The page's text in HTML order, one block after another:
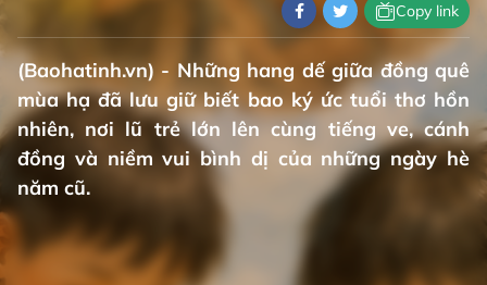
Copy link
(Baohatinh.vn) - Những hang dế giữa đồng quê
mùa hạ đã lưu giữ biết bao ký ức tuổi thơ hồn
nhiên, nơi lũ trẻ lớn lên cùng tiếng ve, cánh
đồng và niềm vui bình dị của những ngày hè
năm cũ.